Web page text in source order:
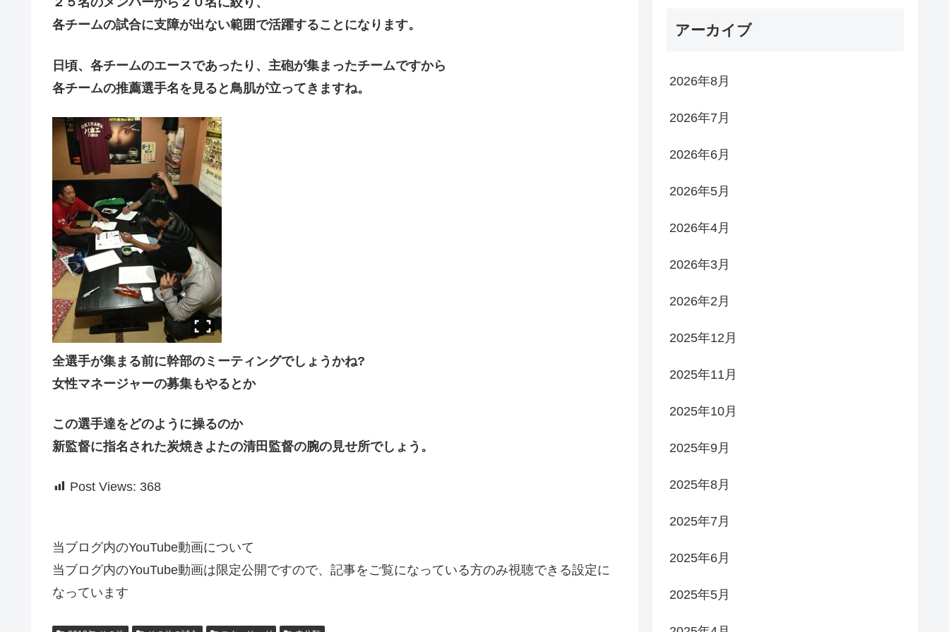
各チームの試合に支障が出ない範囲で活躍することになります。
日頃、各チームのエースであったり、主砲が集まったチームですから
各チームの推薦選手名を見ると鳥肌が立ってきますね。
全選手が集まる前に幹部のミーティングでしょうかね?
女性マネージャーの募集もやるとか
この選手達をどのように操るのか
新監督に指名された炭焼きよたの清田監督の腕の見せ所でしょう。
Post Views: 368
当ブログ内のYouTube動画について
当ブログ内のYouTube動画は限定公開ですので、記事をご覧になっている方のみ視聴できる設定に
なっています
アーカイブ
2026年8月
2026年7月
2026年6月
2026年5月
2026年4月
2026年3月
2026年2月
2025年12月
2025年11月
2025年10月
2025年9月
2025年8月
2025年7月
2025年6月
2025年5月